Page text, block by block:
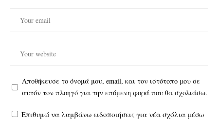
Αποθήκευσε το όνομά μου, email, και τον ιστότοπο μου σε
αυτόν τον πλοηγό για την επόμενη φορά που θα σχολιάσω.
Επιθυμώ να λαμβάνω ειδοποιήσεις για νέα σχόλια μέσω